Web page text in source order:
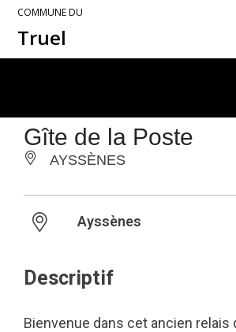
COMMUNE DU
Truel
Gîte de la Poste
AYSSÈNES
Ayssènes
Descriptif
Bienvenue dans cet ancien relais